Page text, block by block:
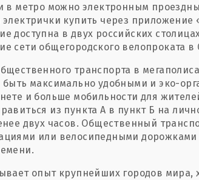
в метро можно электронным
купить через
доступна в двух российских
сети общегородского велопроката
транспорта в
быть максимально удобными и эко-
и больше мобильности для
из пункта А в пункт Б на
двух часов. Общественный
или велосипедными дорожками
опыт крупнейших городов